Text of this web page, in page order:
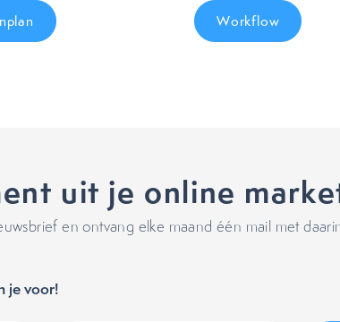
Workflow
uit je online
en ontvang elke maand één mail met
je voor!